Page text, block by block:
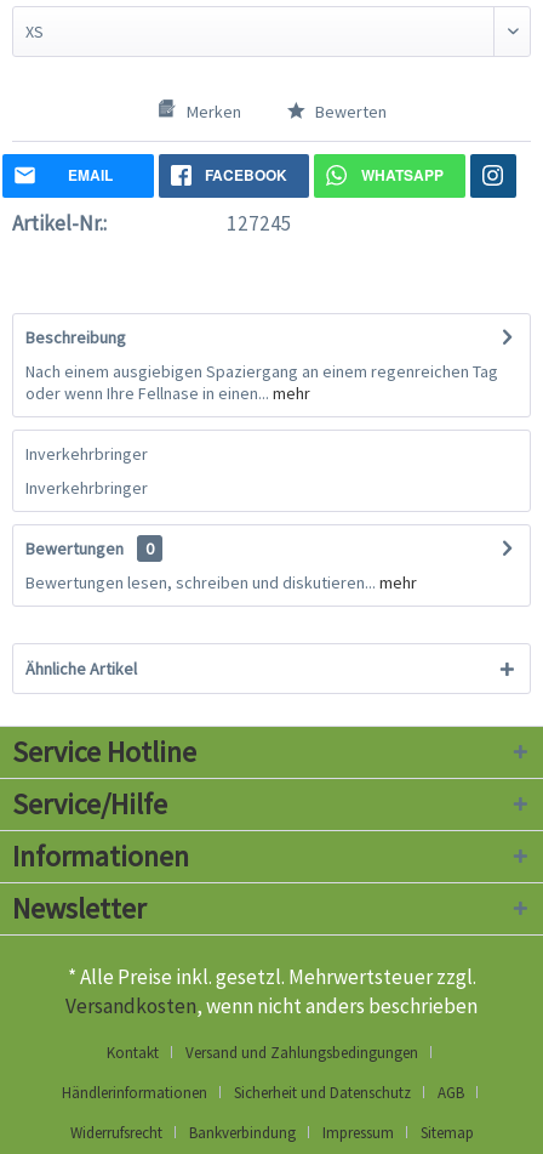
Merken Bewerten
EMAIL FACEBOOK WHATSAPP
Artikel-Nr.: 127245
Beschreibung
Nach einem ausgiebigen Spaziergang an einem regenreichen Tag
oder wenn Ihre Fellnase in einen... mehr
Inverkehrbringer
Inverkehrbringer
Bewertungen
0
Bewertungen lesen, schreiben und diskutieren... mehr
Ähnliche Artikel
Service Hotline
Service/Hilfe
Informationen
Newsletter
* Alle Preise inkl. gesetzl. Mehrwertsteuer zzgl.
Versandkosten, wenn nicht anders beschrieben
Kontakt
Versand und Zahlungsbedingungen
Händlerinformationen
Sicherheit und Datenschutz
AGB
Widerrufsrecht
Bankverbindung Impressum Sitemap